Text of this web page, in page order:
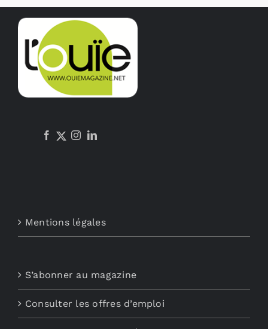
Mentions légales
S’abonner au magazine
Consulter les offres d’emploi